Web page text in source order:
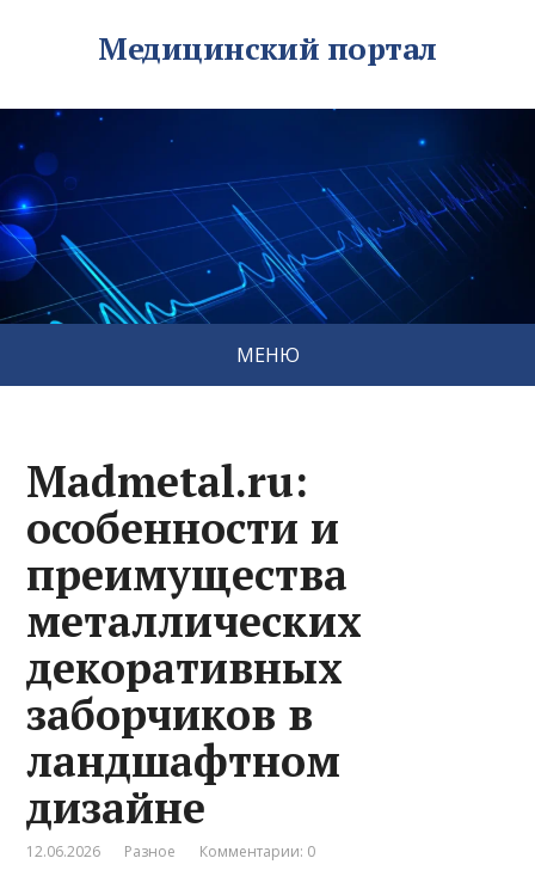
Медицинский портал
МЕНЮ
Madmetal.ru:
особенности и
преимущества
металлических
декоративных
заборчиков в
ландшафтном
дизайне
12.06.2026 Разное Комментарии: 0